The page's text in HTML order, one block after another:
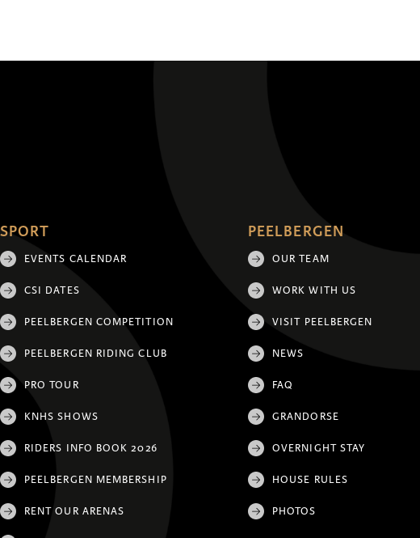
SPORT
EVENTS CALENDAR
CSI DATES
PEELBERGEN COMPETITION
PEELBERGEN RIDING CLUB
PRO TOUR
KNHS SHOWS
RIDERS INFO BOOK 2026
PEELBERGEN MEMBERSHIP
RENT OUR ARENAS
PEELBERGEN
OUR TEAM
WORK WITH US
VISIT PEELBERGEN
NEWS
FAQ
GRANDORSE
OVERNIGHT STAY
HOUSE RULES
PHOTOS